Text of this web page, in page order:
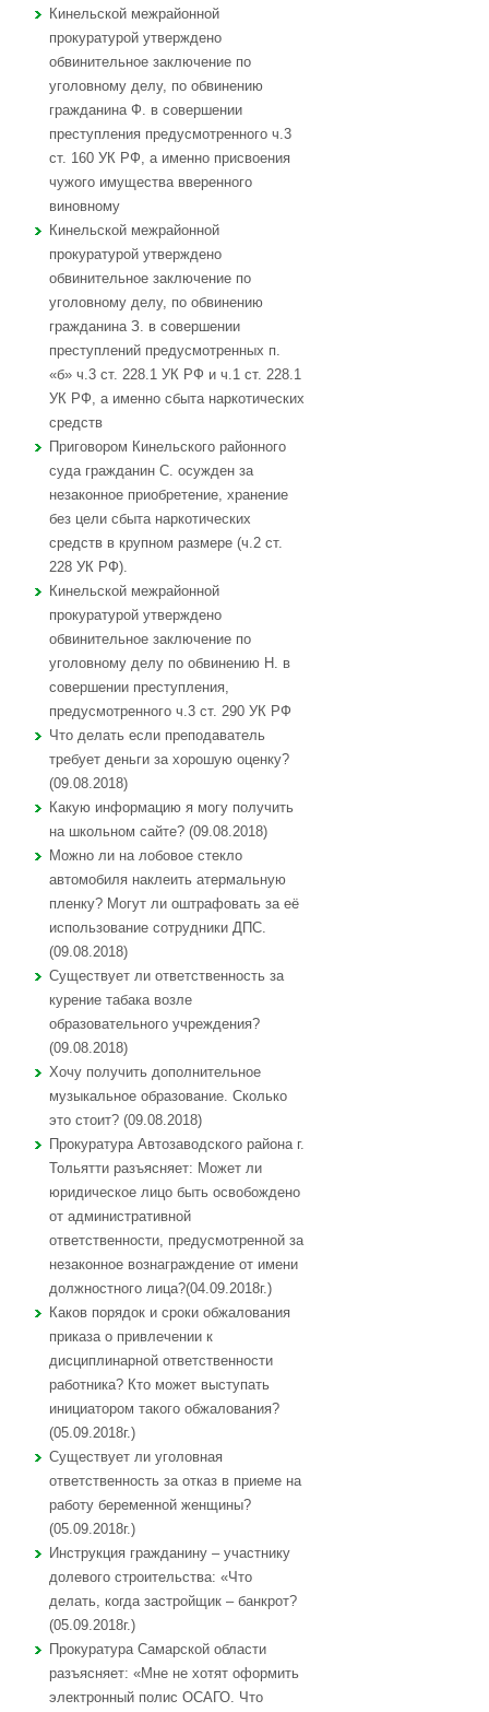
Кинельской межрайонной
прокуратурой утверждено
обвинительное заключение по
уголовному делу, по обвинению
гражданина Ф. в совершении
преступления предусмотренного ч.3
ст. 160 УК РФ, а именно присвоения
чужого имущества вверенного
виновному
Кинельской межрайонной
прокуратурой утверждено
обвинительное заключение по
уголовному делу, по обвинению
гражданина З. в совершении
преступлений предусмотренных п.
«б» ч.3 ст. 228.1 УК РФ и ч.1 ст. 228.1
УК РФ, а именно сбыта наркотических
средств
Приговором Кинельского районного
суда гражданин С. осужден за
незаконное приобретение, хранение
без цели сбыта наркотических
средств в крупном размере (ч.2 ст.
228 УК РФ).
Кинельской межрайонной
прокуратурой утверждено
обвинительное заключение по
уголовному делу по обвинению Н. в
совершении преступления,
предусмотренного ч.3 ст. 290 УК РФ
Что делать если преподаватель
требует деньги за хорошую оценку?
(09.08.2018)
Какую информацию я могу получить
на школьном сайте? (09.08.2018)
Можно ли на лобовое стекло
автомобиля наклеить атермальную
пленку? Могут ли оштрафовать за её
использование сотрудники ДПС.
(09.08.2018)
Существует ли ответственность за
курение табака возле
образовательного учреждения?
(09.08.2018)
Хочу получить дополнительное
музыкальное образование. Сколько
это стоит? (09.08.2018)
Прокуратура Автозаводского района г.
Тольятти разъясняет: Может ли
юридическое лицо быть освобождено
от административной
ответственности, предусмотренной за
незаконное вознаграждение от имени
должностного лица?(04.09.2018г.)
Каков порядок и сроки обжалования
приказа о привлечении к
дисциплинарной ответственности
работника? Кто может выступать
инициатором такого обжалования?
(05.09.2018г.)
Существует ли уголовная
ответственность за отказ в приеме на
работу беременной женщины?
(05.09.2018г.)
Инструкция гражданину – участнику
долевого строительства: «Что
делать, когда застройщик – банкрот?
(05.09.2018г.)
Прокуратура Самарской области
разъясняет: «Мне не хотят оформить
электронный полис ОСАГО. Что